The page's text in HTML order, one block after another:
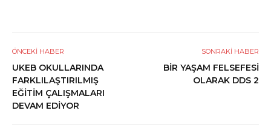
ÖNCEKI HABER
UKEB OKULLARINDA
FARKLILAŞTIRILMIŞ
EĞİTİM ÇALIŞMALARI
DEVAM EDİYOR
SONRAKI HABER
BİR YAŞAM FELSEFESİ
OLARAK DDS 2